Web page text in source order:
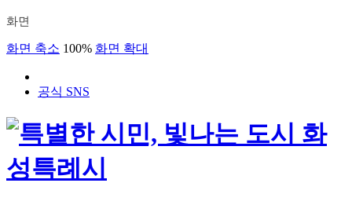
화면
화면 축소 100% 화면 확대
공식 SNS